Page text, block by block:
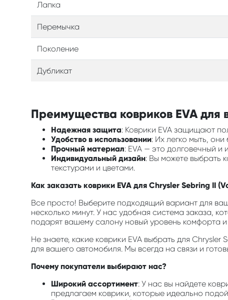
Лапка
Перемычка
Поколение
Дубликат
Преимущества ковриков EVA
Надежная защита: Коврики EVA защищают
Удобство в использовании: Их легко мыть,
Прочный материал: EVA — это долговечный
Индивидуальный дизайн: Вы можете выбрать
текстурами и цветами.
Как заказать коврики EVA для Chrysler Sebring II
Все просто! Выберите подходящий вариант для
несколько минут. У нас удобная система заказа,
подарят вашему салону новый уровень комфорта и
Не знаете, какие коврики EVA выбрать для
для вашего автомобиля. Мы всегда на связи и
Почему покупатели выбирают нас?
Широкий ассортимент: У нас вы найдете
предлагаем коврики, которые идеально